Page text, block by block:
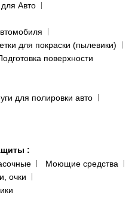
Авто
для покраски (пылевики)
поверхности
для полировки авто
:
Моющие средства
очки